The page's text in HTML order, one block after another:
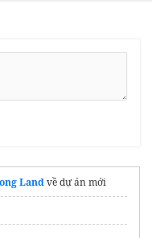
Landvề dự án mới